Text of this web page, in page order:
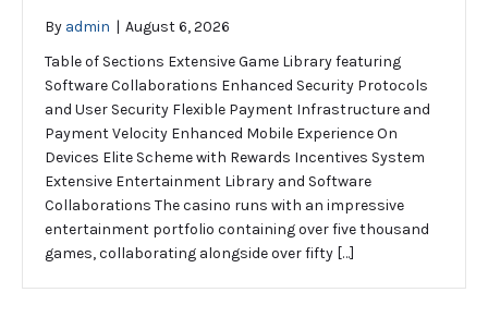
By admin | August 6, 2026
Table of Sections Extensive Game Library featuring
Software Collaborations Enhanced Security Protocols
and User Security Flexible Payment Infrastructure and
Payment Velocity Enhanced Mobile Experience On
Devices Elite Scheme with Rewards Incentives System
Extensive Entertainment Library and Software
Collaborations The casino runs with an impressive
entertainment portfolio containing over five thousand
games, collaborating alongside over fifty […]